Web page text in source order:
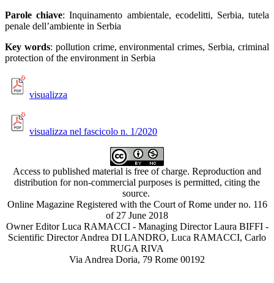
Parole chiave: Inquinamento ambientale, ecodelitti, Serbia, tutela
penale dell’ambiente in Serbia
Key words: pollution crime, environmental crimes, Serbia, criminal
protection of the environment in Serbia
visualizza
visualizza nel fascicolo n. 1/2020
Access to published material is free of charge. Reproduction and
distribution for non-commercial purposes is permitted, citing the
source.
Online Magazine Registered with the Court of Rome under no. 116
of 27 June 2018
Owner Editor Luca RAMACCI - Managing Director Laura BIFFI -
Scientific Director Andrea DI LANDRO, Luca RAMACCI, Carlo
RUGA RIVA
Via Andrea Doria, 79 Rome 00192